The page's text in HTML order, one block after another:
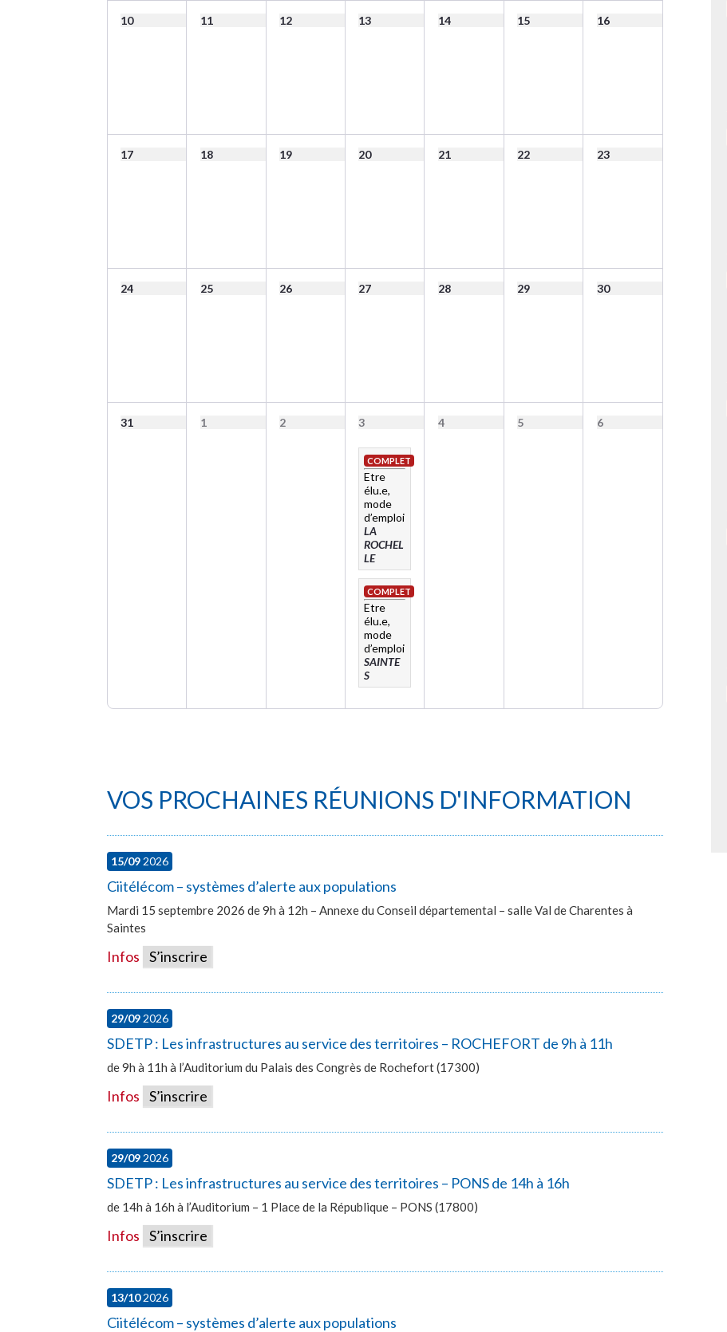
10 11 12 13 14 15 16
17 18 19 20 21 22 23
24 25 26 27 28 29 30
31 1 2 3
COMPLET
Etre
élu.e,
mode
d’emploi
LA
ROCHEL
LE
COMPLET
Etre
élu.e,
mode
d’emploi
SAINTE
S
4 5 6
VOS PROCHAINES RÉUNIONS D'INFORMATION
15/09 2026
Ciitélécom – systèmes d’alerte aux populations
Mardi 15 septembre 2026 de 9h à 12h – Annexe du Conseil départemental – salle Val de Charentes à
Saintes
Infos S’inscrire
29/09 2026
SDETP : Les infrastructures au service des territoires – ROCHEFORT de 9h à 11h
de 9h à 11h à l’Auditorium du Palais des Congrès de Rochefort (17300)
Infos S’inscrire
29/09 2026
SDETP : Les infrastructures au service des territoires – PONS de 14h à 16h
de 14h à 16h à l’Auditorium – 1 Place de la République – PONS (17800)
Infos S’inscrire
13/102026
Ciitélécom – systèmes d’alerte aux populations